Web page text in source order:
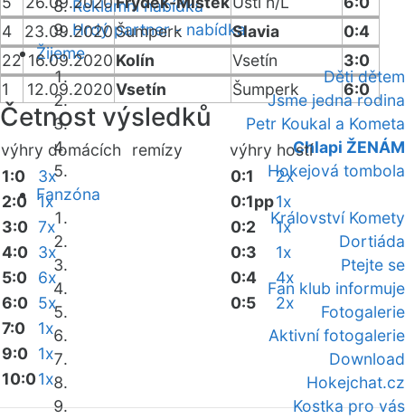
Reklamní nabídka
Hrdý partner - nabídka
Žijeme
Děti dětem
Jsme jedna rodina
Petr Koukal a Kometa
Chlapi ŽENÁM
Hokejová tombola
Fanzóna
Království Komety
Dortiáda
Ptejte se
Fan klub informuje
Fotogalerie
Aktivní fotogalerie
Download
Hokejchat.cz
Kostka pro vás
4
23.09.2020Šumperk Slavia
0:4
22 16.09.2020 Kolín Vsetín
3:0
1
12.09.2020Vsetín Šumperk 6:0
Četnost výsledků
výhry domácích remízy výhry hostí
1:0
3x
2:0 1x
3:0 7x
4:0 3x
5:0
6x
6:0 5x
7:0
1x
9:0 1x
10:01x
0:1
2x
0:1pp1x
0:2
1x
0:3
1x
0:4
4x
0:5
2x